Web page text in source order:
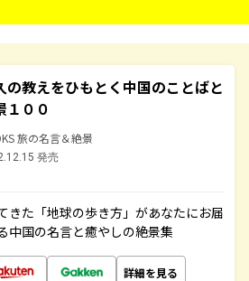
の教えをひもとく中国のことばと
１００
旅の名言＆絶景
発売
きた「地球の歩き方」があなたにお届
中国の名言と癒やしの絶景集
詳細を見る